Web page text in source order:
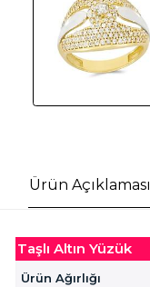
Ürün Açıklaması
Taşlı Altın Yüzük
Ürün Ağırlığı